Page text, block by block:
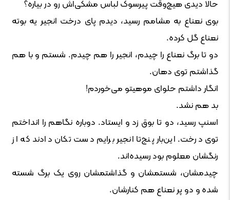
حالا دیدی هیچ‌وقت پیرسوک لباس مشکی‌اش رو در بیاره؟
بوی نعناع به مشامم رسید، دیدم پای درخت انجیر یه بوته
نعناع گل کرده.
دو تا برگ نعناع را چیدم، انجیر را هم‌ چیدم. شستم و با هم
گذاشتم توی دهان.
انگار داشتم حلوای موهیتو می‌خوردم!
بد هم نشد.
اسنپ رسید، دو تا بوق زد و ایستاد. دوباره نگاهم را انداختم
توی درخت. این‌بار پنج‌تا انجیر برایم دست تکان دادند که از
رنگشان معلوم بود رسیده‌اند.
چیدمشان، شستمشان و گذاشتمشان روی یک برگ شسته
شده و دو پر نعناع هم کنارشان.